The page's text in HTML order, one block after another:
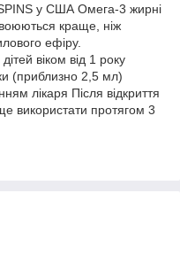
у США Омега-3 жирні
краще, ніж
ефіру.
віком від 1 року
(приблизно 2,5 мл)
лікаря Після відкриття
використати протягом 3